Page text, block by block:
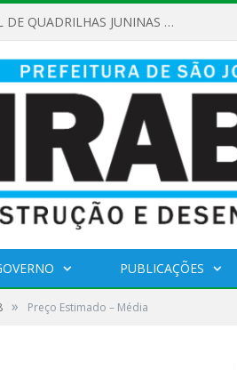
REGULAMENTO – V INTERMUNICIPAL DE QUADRILHAS JUNINAS 2026
PUBLICAÇÕES
» Preço Estimado – Média